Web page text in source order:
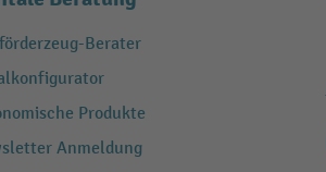
Berater
Produkte
Anmeldung